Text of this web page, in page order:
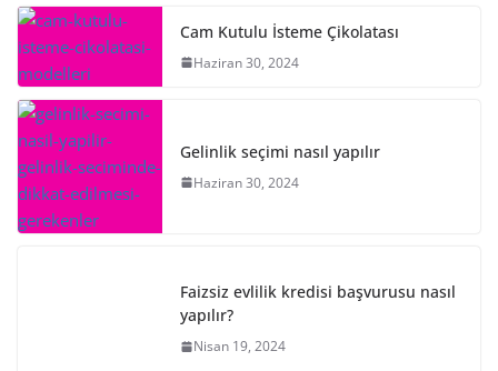
Cam Kutulu İsteme Çikolatası
Haziran 30, 2024
Gelinlik seçimi nasıl yapılır
Haziran 30, 2024
Faizsiz evlilik kredisi başvurusu nasıl
yapılır?
Nisan 19, 2024